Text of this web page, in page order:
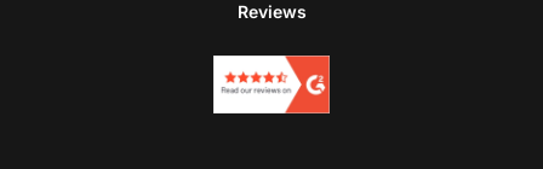
Reviews